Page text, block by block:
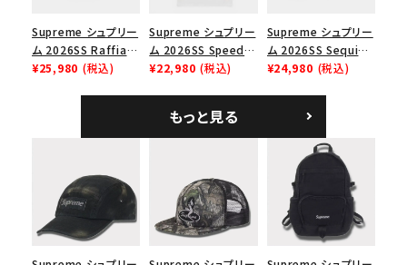
Supreme シュプリー
ム 2026SS Raffia
Mesh Back 5-Panel
¥25,980 (税込)
Supreme シュプリー
ム 2026SS Speed
Tee スピードTシャツ
¥22,980 (税込)
Supreme シュプリー
ム 2026SS Sequin
Denim Classic
シックロゴ 6パネルキ
ャップ ブラック
¥24,980 (税込)
もっと見る